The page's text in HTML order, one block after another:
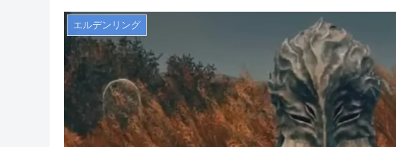
エルデンリング